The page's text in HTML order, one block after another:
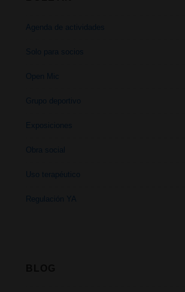
Agenda de actividades
Solo para socios
Open Mic
Grupo deportivo
Exposiciones
Obra social
Uso terapéutico
Regulación YA